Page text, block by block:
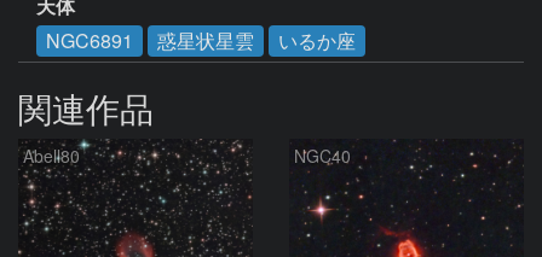
天体
NGC6891
惑星状星雲 いるか座
関連作品
Abell80 NGC40